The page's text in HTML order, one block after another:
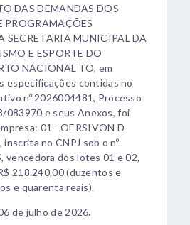
DAS DEMANDAS DOS
PROGRAMAÇÕES
SECRETARIA MUNICIPAL DA
E ESPORTE DO
NACIONAL TO, em
especificações contidas no
nº 2026004481, Processo
083970 e seus Anexos, foi
01 - OERSIVON D
no CNPJ sob o nº
vencedora dos lotes 01 e 02,
218.240,00 (duzentos e
e quarenta reais).
de julho de 2026.